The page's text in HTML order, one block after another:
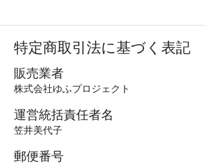
特定商取引法に基づく表記
販売業者
株式会社ゆふプロジェクト
運営統括責任者名
笠井美代子
郵便番号